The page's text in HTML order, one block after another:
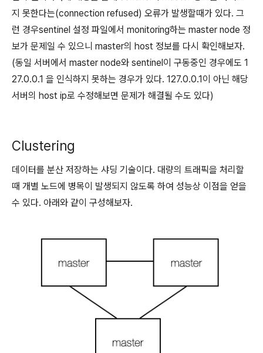
지 못한다는(connection refused) 오류가 발생할때가 있다. 그
런 경우sentinel 설정 파일에서 monitoring하는 master node 정
보가 문제일 수 있으니 master의 host 정보를 다시 확인해보자.
(동일 서버에서 master node와 sentinel이 구동중인 경우에도 1
27.0.0.1 을 인식하지 못하는 경우가 있다. 127.0.0.1이 아닌 해당
서버의 host ip로 수정해보면 문제가 해결될 수도 있다)
Clustering
데이터를 분산 저장하는 샤딩 기술이다. 대량의 트래픽을 처리할
때 개별 노드에 병목이 발생되지 않도록 하여 성능상 이점을 얻을
수 있다. 아래와 같이 구성해보자.